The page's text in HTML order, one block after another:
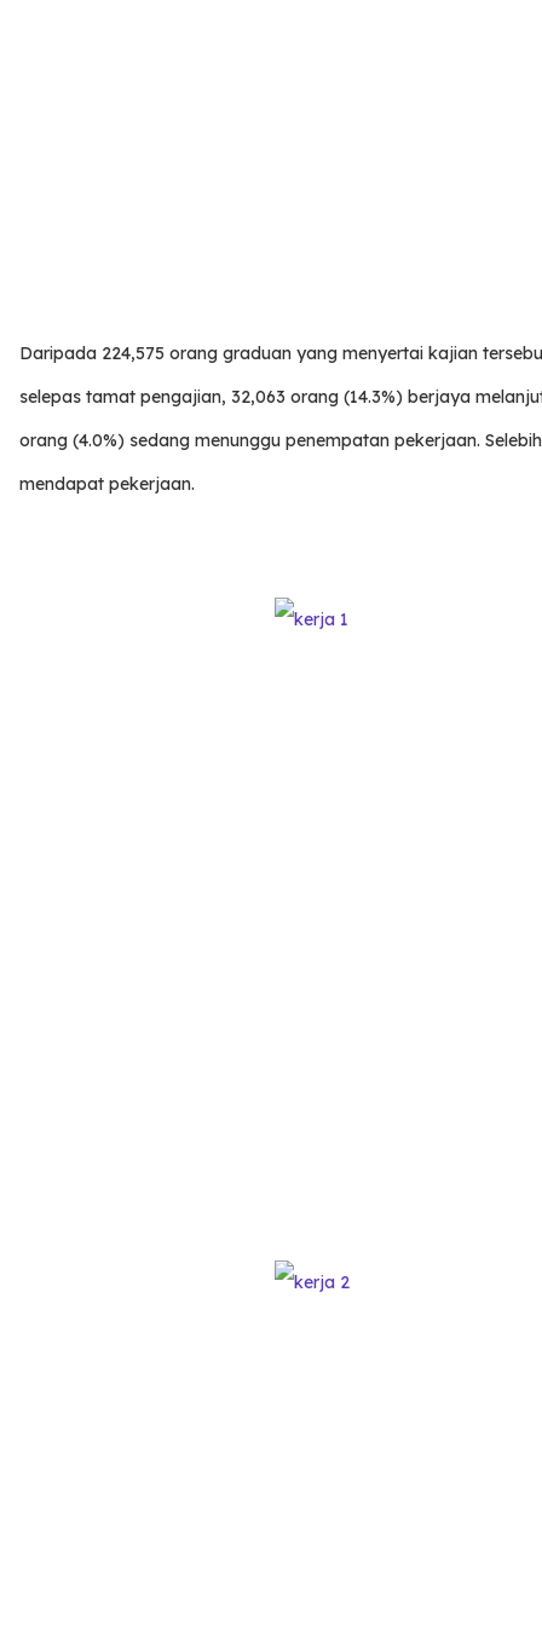
Daripada 224,575 orang graduan yang menyertai kajian
selepas tamat pengajian, 32,063 orang (14.3%) berjaya
orang (4.0%) sedang menunggu penempatan pekerjaan.
mendapat pekerjaan.